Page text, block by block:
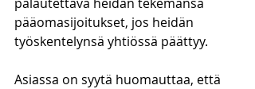
pääomasijoitukset, jos heidän
työskentelynsä yhtiössä päättyy.
Asiassa on syytä huomauttaa, että